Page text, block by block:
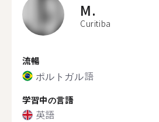
M.
Curitiba
流暢
ポルトガル語
学習中の言語
英語